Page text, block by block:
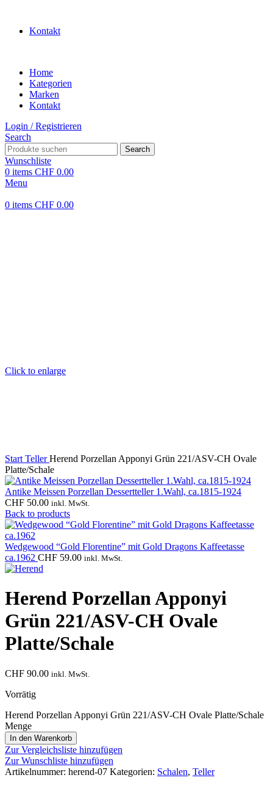
Kontakt
Home
Kategorien
Marken
Kontakt
Login / Registrieren
Search
Search
Wunschliste
0 items CHF 0.00
Menu
0 items CHF 0.00
Click to enlarge
Start TellerHerend Porzellan Apponyi Grün 221/ASV-CH Ovale
Platte/Schale
Antike Meissen Porzellan Dessertteller 1.Wahl, ca.1815-1924
CHF 50.00 inkl. MwSt.
Back to products
Wedgewood “Gold Florentine” mit Gold Dragons Kaffeetasse
ca.1962 CHF 59.00 inkl. MwSt.
Herend Porzellan Apponyi
Grün 221/ASV-CH Ovale
Platte/Schale
CHF 90.00 inkl. MwSt.
Vorrätig
Herend Porzellan Apponyi Grün 221/ASV-CH Ovale Platte/Schale
Menge
In den Warenkorb
Zur Vergleichsliste hinzufügen
Zur Wunschliste hinzufügen
Artikelnummer: herend-07 Kategorien: Schalen, Teller